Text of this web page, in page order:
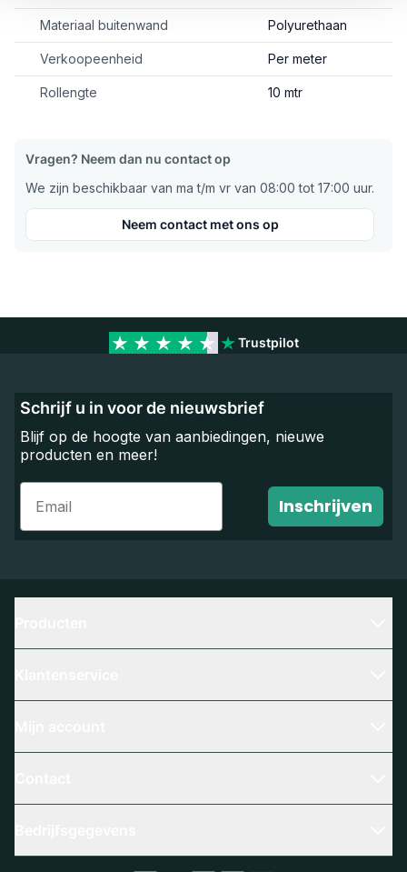
Materiaal buitenwand Polyurethaan
Verkoopeenheid Per meter
Rollengte 10 mtr
Vragen? Neem dan nu contact op
We zijn beschikbaar van ma t/m vr van 08:00 tot 17:00 uur.
Neem contact met ons op
Trustpilot
Schrijf u in voor de nieuwsbrief
Blijf op de hoogte van aanbiedingen, nieuwe
producten en meer!
Email
Inschrijven